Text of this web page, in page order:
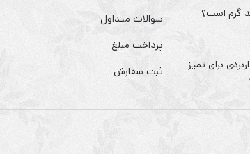
گرم است؟
برای تمیز
سوالات متداول
پرداخت مبلغ
ثبت سفارش